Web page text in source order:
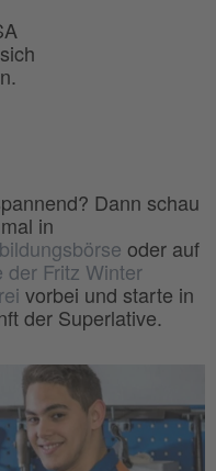
Dann schau
in
oder auf
der Fritz Winter
vorbei und starte in
der Superlative.